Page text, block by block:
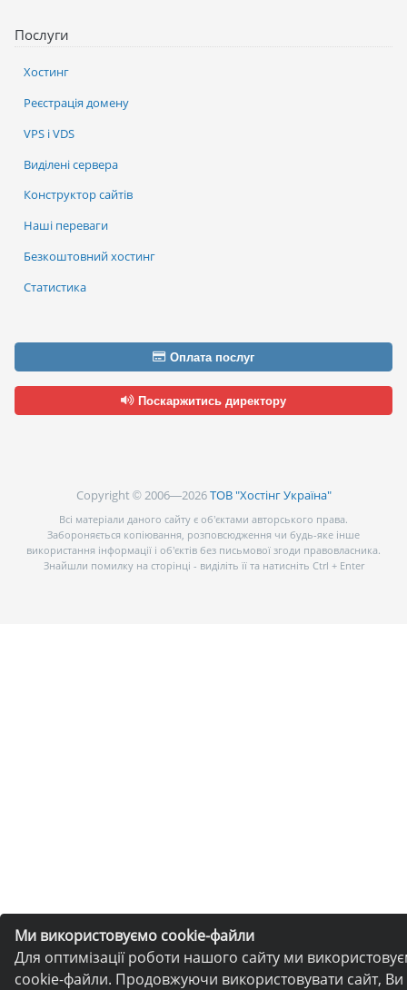
Ми використовуємо cookie-файли
Для оптимізації роботи нашого сайту ми
cookie-файли. Продовжуючи використовувати сайт, Ви
Послуги
Хостинг
Реєстрація домену
VPS і VDS
Виділені сервера
Конструктор сайтів
Наші переваги
Безкоштовний хостинг
Статистика
Оплата послуг
Поскаржитись директору
Copyright © 2006—2026ТОВ "Хостінг Україна"
Всі матеріали даного сайту є об’єктами авторського права.
Забороняється копіювання, розповсюдження чи будь-яке інше
використання інформації і об’єктів без письмової згоди правовласника.
Знайшли помилку на сторінці - виділіть її та натисніть Ctrl + Enter